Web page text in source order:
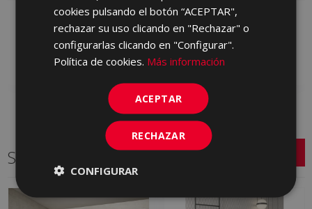
WAY BEIGE 60 X 60
GYN610 | 60x60
Añadir a favoritos
WAY GRIS 60 X 60
GYN710 | 60x60
Añadir a favoritos
Series relacionadas
cookies pulsando el botón “ACEPTAR",
rechazar su uso clicando en "Rechazar" o
configurarlas clicando en "Configurar".
Política de cookies. Más información
ACEPTAR
RECHAZAR
CONFIGURAR